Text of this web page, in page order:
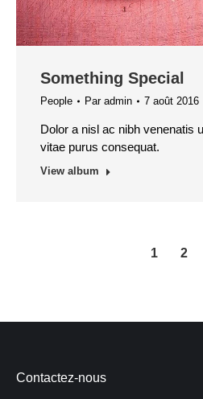
Something Special
People Par admin 7 août 2016
Dolor a nisl ac nibh venenatis
vitae purus consequat.
View album
1 2
Contactez-nous